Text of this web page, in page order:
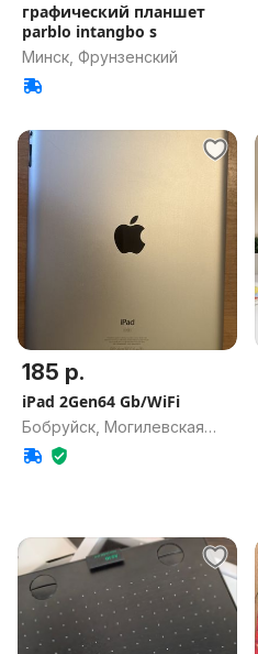
графический планшет
parblo intangbo s
Минск, Фрунзенский
185 р.
iPad 2Gen64 Gb/WiFi
Бобруйск, Могилевская
обл.